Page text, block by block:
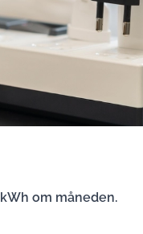
om måneden.